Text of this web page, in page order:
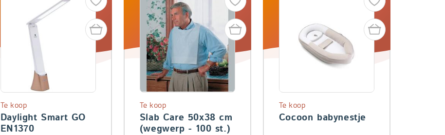
Daylight Smart GO
EN1370
Te koop
Slab Care 50x38 cm
(wegwerp - 100 st.)
Te koop
Cocoon babynestje
Te koop